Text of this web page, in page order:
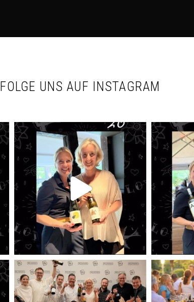
FOLGE UNS AUF INSTAGRAM